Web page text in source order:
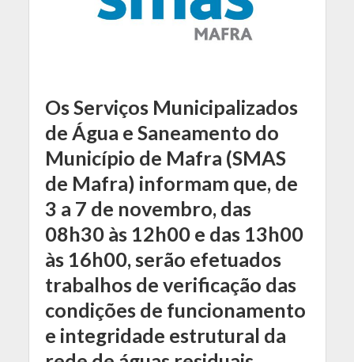
Os Serviços Municipalizados
de Água e Saneamento do
Município de Mafra (SMAS
de Mafra) informam que, de
3 a 7 de novembro, das
08h30 às 12h00 e das 13h00
às 16h00, serão efetuados
trabalhos de verificação das
condições de funcionamento
e integridade estrutural da